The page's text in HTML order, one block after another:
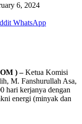
6, 2024
WhatsApp
) –Ketua Komisi
M. Fanshurullah Asa,
hari kerjanya dengan
energi (minyak dan